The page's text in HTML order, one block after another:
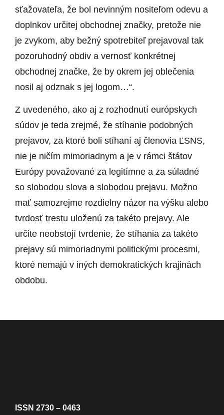
sťažovateľa, že bol nevinným nositeľom odevu a
doplnkov určitej obchodnej značky, pretože nie
je zvykom, aby bežný spotrebiteľ prejavoval tak
pozoruhodný obdiv a vernosť konkrétnej
obchodnej značke, že by okrem jej oblečenia
nosil aj odznak s jej logom…“.
Z uvedeného, ako aj z rozhodnutí európskych
súdov je teda zrejmé, že stíhanie podobných
prejavov, za ktoré boli stíhaní aj členovia ĽSNS,
nie je ničím mimoriadnym a je v rámci štátov
Európy považované za legitímne a za súladné
so slobodou slova a slobodou prejavu. Možno
mať samozrejme rozdielny názor na výšku alebo
tvrdosť trestu uloženú za takéto prejavy. Ale
určite neobstojí tvrdenie, že stíhania za takéto
prejavy sú mimoriadnymi politickými procesmi,
ktoré nemajú v iných demokratických krajinách
obdobu.
ISSN 2730 – 0463